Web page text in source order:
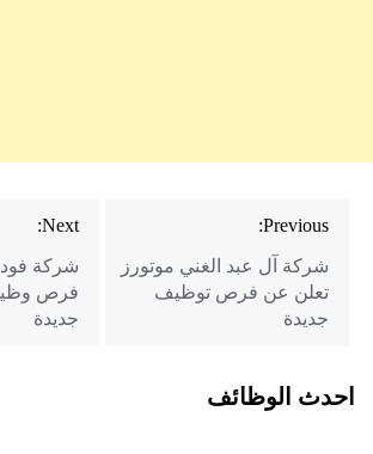
تصفّح
المقالات
Previous:
شركة آل عبد الغني موتورز
تعلن عن فرص توظيف
جديدة
Next:
شركة
فرص
جديدة
احدث الوظائف